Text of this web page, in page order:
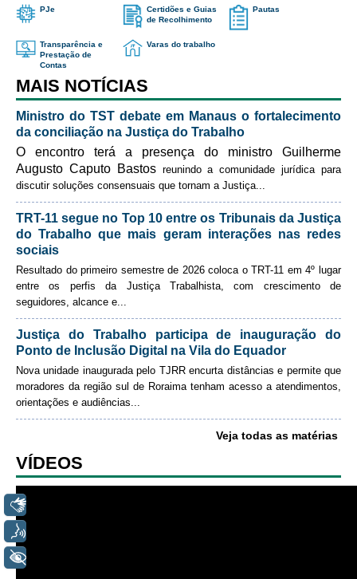
Comitê do Datajud
Comissão Regional de Pesquisa Judiciária e Ciência de
Dados
Comissão de Ética
Comitê de Priorização do Primeiro Grau
Comissão de Uniformização de Jurisprudência
Comitê de Gestão de Pessoas
Comissão de Vitaliciamento
Comitê de Atenção Integral à Saúde de Magistrados e
Servidores
Comitê de Combate ao Trabalho Infantil e de Estímulo à
Aprendizagem
Comitê de Incentivo à Participação Institucional Feminina
no âmbito do TRT-11
Comitê de Prevenção e Enfrentamento do Assédio
Moral, do Assédio Sexual e da Discriminação
Comissão Permanente de Gestão Socioambiental
Grupo Operacional do Centro de Inteligência
PJe
Certidões e Guias
de Recolhimento
Pautas
Transparência e
Prestação de
Contas
Varas do trabalho
MAIS NOTÍCIAS
Ministro do TST debate em Manaus o fortalecimento
da conciliação na Justiça do Trabalho
O encontro terá a presença do ministro Guilherme
Augusto Caputo Bastosreunindo a comunidade jurídica para
discutir soluções consensuais que tornam a Justiça...
TRT-11 segue no Top 10 entre os Tribunais da Justiça
do Trabalho que mais geram interações nas redes
sociais
Resultado do primeiro semestre de 2026 coloca o TRT-11 em 4º lugar
entre os perfis da Justiça Trabalhista, com crescimento de
seguidores, alcance e...
Justiça do Trabalho participa de inauguração do
Ponto de Inclusão Digital na Vila do Equador
Nova unidade inaugurada pelo TJRR encurta distâncias e permite que
moradores da região sul de Roraima tenham acesso a atendimentos,
orientações e audiências...
Veja todas as matérias
VÍDEOS